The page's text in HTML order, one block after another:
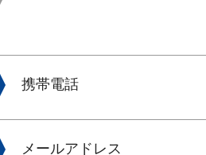
携帯電話
メールアドレス